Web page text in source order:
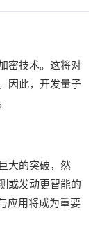
密技术。这将对
因此，开发量子
大的突破，然
或发动更智能的
应用将成为重要